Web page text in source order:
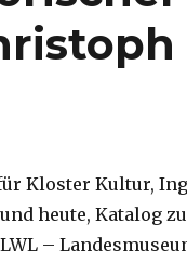
Kloster Kultur,
heute, Katalog
–